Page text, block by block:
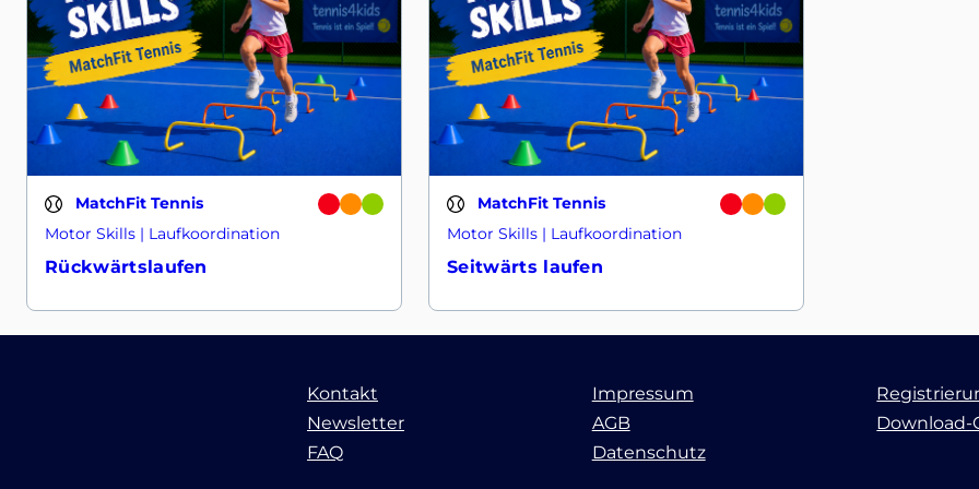
MatchFit Tennis
Motor Skills | Laufkoordination
Rückwärtslaufen
MatchFit Tennis
Motor Skills | Laufkoordination
Seitwärts laufen
Kontakt
Newsletter
FAQ
Impressum
AGB
Datenschutz
Download-